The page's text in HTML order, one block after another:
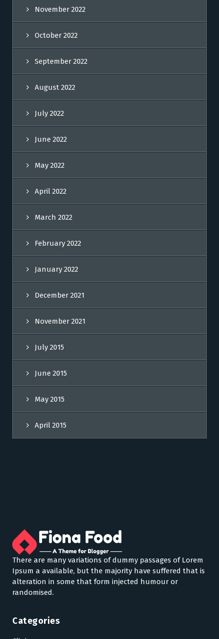
November 2022
October 2022
September 2022
August 2022
July 2022
June 2022
May 2022
April 2022
March 2022
February 2022
January 2022
December 2021
November 2021
July 2015
June 2015
May 2015
April 2015
There are many variations of dummy passages of Lorem
Ipsum a available, but the majority have suffered that is
alteration in some that form injected humour or
randomised.
Categories